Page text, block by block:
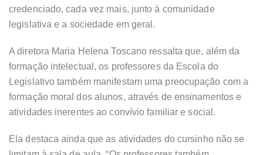
credenciado, cada vez mais, junto à comunidade
legislativa e a sociedade em geral.
A diretora Maria Helena Toscano ressalta que, além da
formação intelectual, os professores da Escola do
Legislativo também manifestam uma preocupação com a
formação moral dos alunos, através de ensinamentos e
atividades inerentes ao convívio familiar e social.
Ela destaca ainda que as atividades do cursinho não se